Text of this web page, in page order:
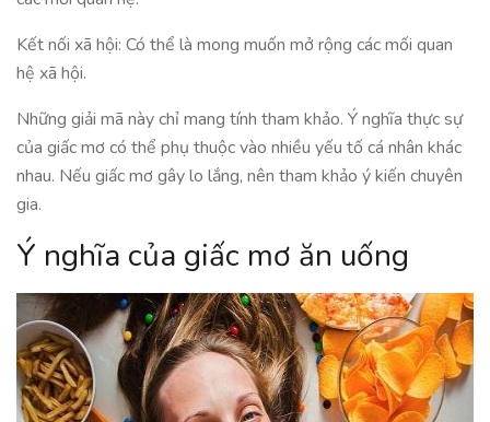
Kết nối xã hội: Có thể là mong muốn mở rộng các mối quan
hệ xã hội.
Những giải mã này chỉ mang tính tham khảo. Ý nghĩa thực sự
của giấc mơ có thể phụ thuộc vào nhiều yếu tố cá nhân khác
nhau. Nếu giấc mơ gây lo lắng, nên tham khảo ý kiến chuyên
gia.
Ý nghĩa của giấc mơ ăn uống